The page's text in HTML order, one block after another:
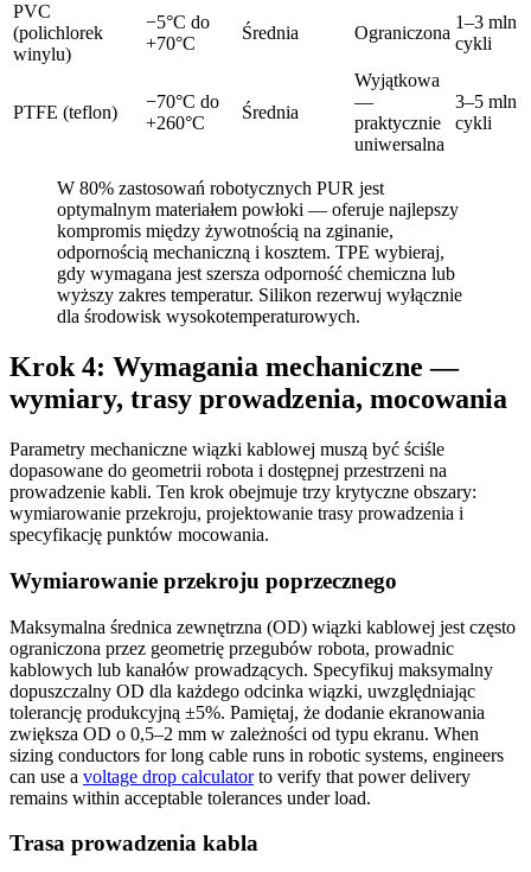
PVC
(polichlorek
winylu)
−5°C do
+70°C
Średnia Ograniczona
1–3 mln
cykli
PTFE (teflon)
−70°C do
+260°C
Średnia
Wyjątkowa
—
praktycznie
uniwersalna
3–5 mln
cykli
W 80% zastosowań robotycznych PUR jest
optymalnym materiałem powłoki — oferuje najlepszy
kompromis między żywotnością na zginanie,
odpornością mechaniczną i kosztem. TPE wybieraj,
gdy wymagana jest szersza odporność chemiczna lub
wyższy zakres temperatur. Silikon rezerwuj wyłącznie
dla środowisk wysokotemperaturowych.
Krok 4: Wymagania mechaniczne —
wymiary, trasy prowadzenia, mocowania
Parametry mechaniczne wiązki kablowej muszą być ściśle
dopasowane do geometrii robota i dostępnej przestrzeni na
prowadzenie kabli. Ten krok obejmuje trzy krytyczne obszary:
wymiarowanie przekroju, projektowanie trasy prowadzenia i
specyfikację punktów mocowania.
Wymiarowanie przekroju poprzecznego
Maksymalna średnica zewnętrzna (OD) wiązki kablowej jest często
ograniczona przez geometrię przegubów robota, prowadnic
kablowych lub kanałów prowadzących. Specyfikuj maksymalny
dopuszczalny OD dla każdego odcinka wiązki, uwzględniając
tolerancję produkcyjną ±5%. Pamiętaj, że dodanie ekranowania
zwiększa OD o 0,5–2 mm w zależności od typu ekranu. When
sizing conductors for long cable runs in robotic systems, engineers
can use a voltage drop calculatorto verify that power delivery
remains within acceptable tolerances under load.
Trasa prowadzenia kabla